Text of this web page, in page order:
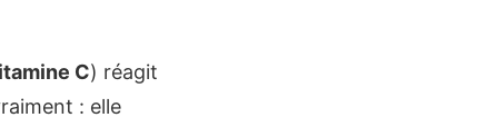
C) réagit
: elle